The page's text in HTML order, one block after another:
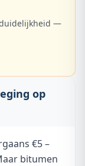
—
op
€5 –
bitumen